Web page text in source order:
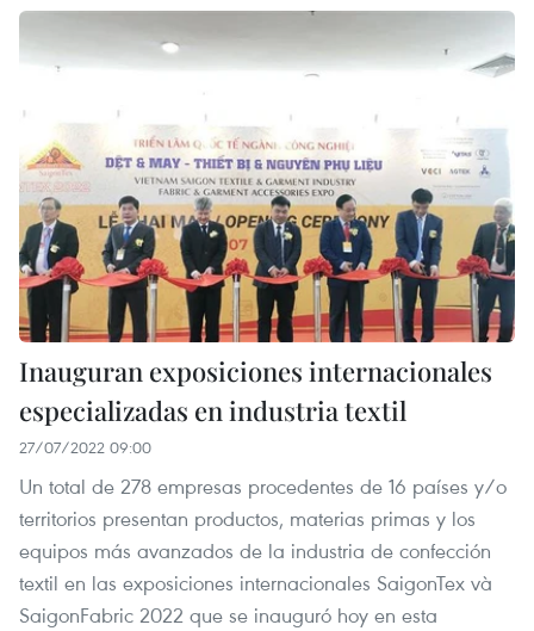
Inauguran exposiciones internacionales
especializadas en industria textil
27/07/2022 09:00
Un total de 278 empresas procedentes de 16 países y/o
territorios presentan productos, materias primas y los
equipos más avanzados de la industria de confección
textil en las exposiciones internacionales SaigonTex và
SaigonFabric 2022 que se inauguró hoy en esta